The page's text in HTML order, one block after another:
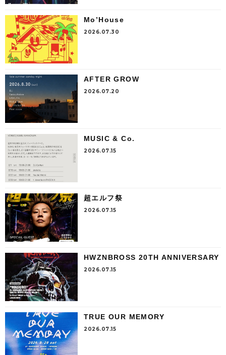
Mo’House
2026.07.30
AFTER GROW
2026.07.20
MUSIC & Co.
2026.07.15
超エルフ祭
2026.07.15
HWZNBROSS 20TH ANNIVERSARY
2026.07.15
TRUE OUR MEMORY
2026.07.15